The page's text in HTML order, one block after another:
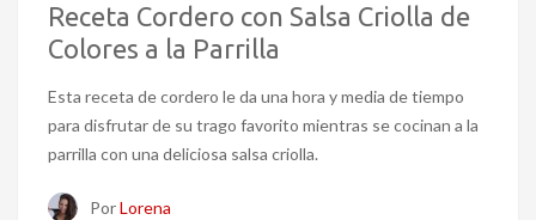
Receta Cordero con Salsa Criolla de
Colores a la Parrilla
Esta receta de cordero le da una hora y media de tiempo
para disfrutar de su trago favorito mientras se cocinan a la
parrilla con una deliciosa salsa criolla.
PorLorena